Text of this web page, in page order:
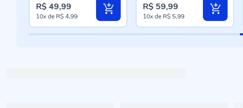
R$ 49,99
10xde R$ 4,99
R$ 59,99
10xde R$ 5,99